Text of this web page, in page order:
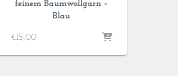
feinem Baumwollgarn –
Blau
€15,00